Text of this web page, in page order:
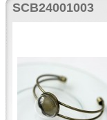
SCB24001003